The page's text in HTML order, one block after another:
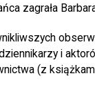
zagrała
i
(z